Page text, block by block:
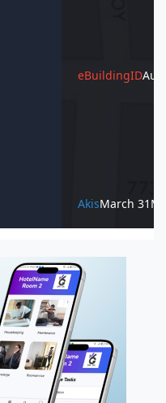
eBuildingID
AkisMarch 31